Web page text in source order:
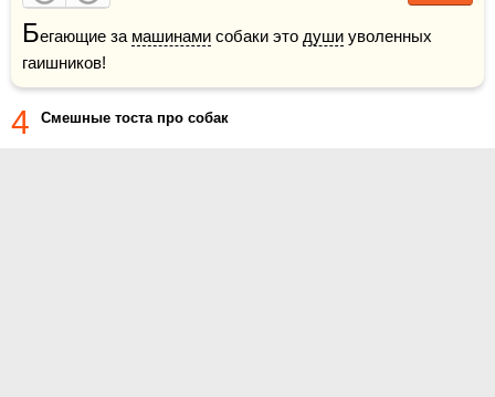
Бегающие за машинами собаки это души уволенных
гаишников!
4 Смешные тоста про собак